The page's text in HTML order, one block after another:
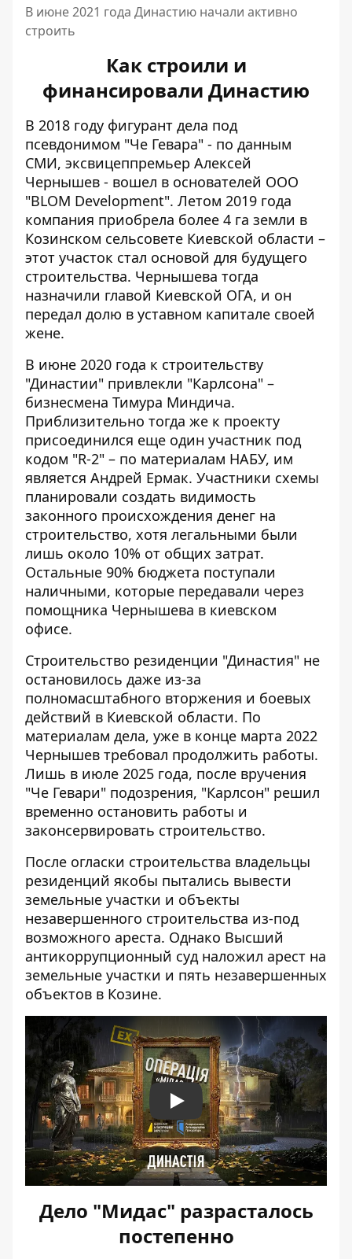
В июне 2021 года Династию начали активно
строить
Как строили и
финансировали Династию
В 2018 году фигурант дела под
псевдонимом "Че Гевара" - по данным
СМИ, эксвицеппремьер Алексей
Чернышев - вошел в основателей ООО
"BLOM Development". Летом 2019 года
компания приобрела более 4 га земли в
Козинском сельсовете Киевской области –
этот участок стал основой для будущего
строительства. Чернышева тогда
назначили главой Киевской ОГА, и он
передал долю в уставном капитале своей
жене.
В июне 2020 года к строительству
"Династии" привлекли "Карлсона" –
бизнесмена Тимура Миндича.
Приблизительно тогда же к проекту
присоединился еще один участник под
кодом "R-2" – по материалам НАБУ, им
является Андрей Ермак. Участники схемы
планировали создать видимость
законного происхождения денег на
строительство, хотя легальными были
лишь около 10% от общих затрат.
Остальные 90% бюджета поступали
наличными, которые передавали через
помощника Чернышева в киевском
офисе.
Строительство резиденции "Династия" не
остановилось даже из-за
полномасштабного вторжения и боевых
действий в Киевской области. По
материалам дела, уже в конце марта 2022
Чернышев требовал продолжить работы.
Лишь в июле 2025 года, после вручения
"Че Гевари" подозрения, "Карлсон" решил
временно остановить работы и
законсервировать строительство.
После огласки строительства владельцы
резиденций якобы пытались вывести
земельные участки и объекты
незавершенного строительства из-под
возможного ареста. Однако Высший
антикоррупционный суд наложил арест на
земельные участки и пять незавершенных
объектов в Козине.
Play
Дело "Мидас" разрасталось
постепенно